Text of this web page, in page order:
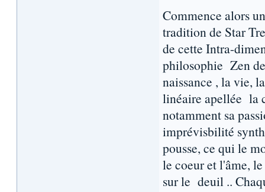
Commence alors
tradition de Star
de cette Intra-
philosophie Zen
naissance , la vie,
linéaire apellée la
notamment sa
imprévisbilité
pousse, ce qui le
le coeur et l'âme,
sur le deuil ..